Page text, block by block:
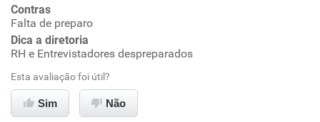
Não recomenda esta empresa
Não recomenda a diretoria
Contras
Falta de preparo
Dica a diretoria
RH e Entrevistadores despreparados
Esta avaliação foi útil?
Sim Não